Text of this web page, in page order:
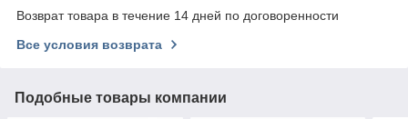
Возврат товара в течение 14 дней по договоренности
Все условия возврата
Подобные товары компании